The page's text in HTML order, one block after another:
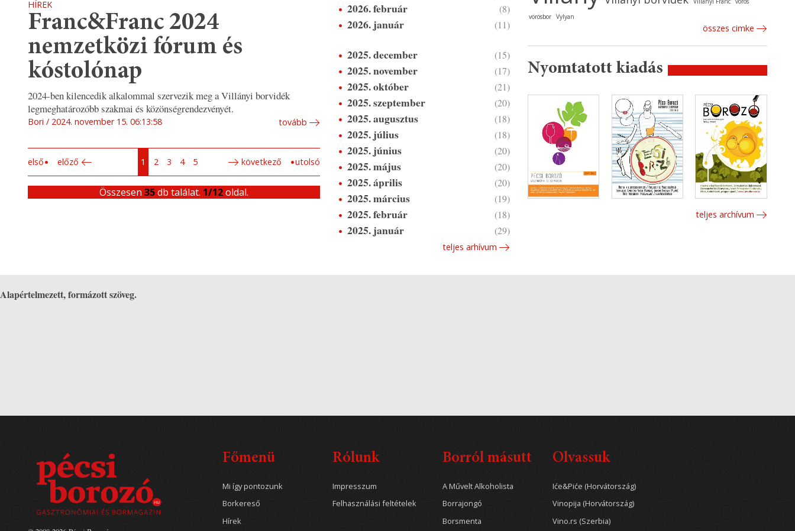
HÍREK
Franc&Franc 2024
nemzetközi fórum és
kóstolónap
2024-ben kilencedik alkalommal szervezik meg a Villányi borvidék
legmeghatározóbb szakmai és közönségrendezvényét.
Bori 2024. november 15. 06:13:58 tovább
első előző 1 2 3 4 5 következő utolsó
Összesen 35db találat. 1/12oldal.
2026. február (8)
2026. január (11)
2025. december (15)
2025. november (17)
2025. október (21)
2025. szeptember (20)
2025. augusztus (18)
2025. július (18)
2025. június (20)
2025. május (20)
2025. április (20)
2025. március (19)
2025. február (18)
2025. január (29)
teljes arhívum
vörösbor Vylyan
összes cimke
Nyomtatott kiadás
teljes archívum
Alapértelmezett, formázott szöveg.
Főmenü
Mi így pontozunk
Borkereső
Hírek
Rólunk
Impresszum
Felhasználási feltételek
Borról másutt
A Művelt Alkoholista
Borrajongó
Borsmenta
Olvassuk
Iće&Piće (Horvátország)
Vinopija (Horvátország)
Vino.rs (Szerbia)